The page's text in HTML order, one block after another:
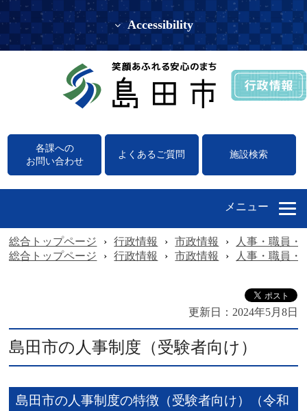
Accessibility
各課への
お問い合わせ
よくあるご質問 施設検索
メニュー
総合トップページ › 行政情報 › 市政情報 ›
人事・職員・
総合トップページ
› 行政情報 › 市政情報 › 人事・職員・
更新日： 2024年5月8日
島田市の人事制度（受験者向け）
島田市の人事制度の特徴（受験者向け）（令和